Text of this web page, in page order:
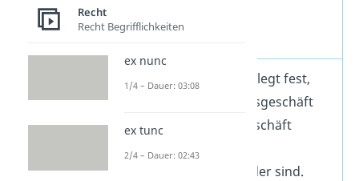
Definition
Das Trennungsprinzip
legt fest,
dass ein Verpflichtungsgeschäft
und ein Verfügungsgeschäft
grundsätzlich rechtlich
unabhängig voneinander sind.
Recht
Recht Begrifflichkeiten
ex nunc
1/4 – Dauer: 03:08
ex tunc
2/4 – Dauer: 02:43